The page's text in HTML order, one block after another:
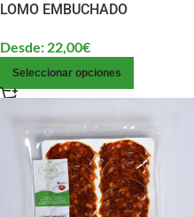
LOMO EMBUCHADO
Desde: 22,00€
Seleccionar opciones